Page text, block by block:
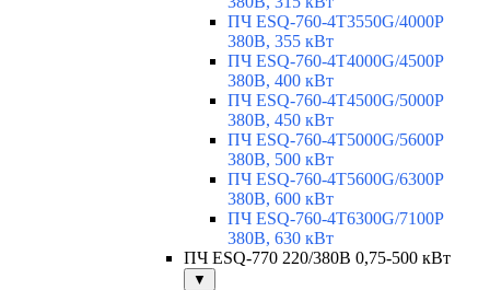
ПЧ ESQ-760-4T3550G/4000P
380В, 355 кВт
ПЧ ESQ-760-4T4000G/4500P
380В, 400 кВт
ПЧ ESQ-760-4T4500G/5000P
380В, 450 кВт
ПЧ ESQ-760-4T5000G/5600P
380В, 500 кВт
ПЧ ESQ-760-4T5600G/6300P
380В, 600 кВт
ПЧ ESQ-760-4T6300G/7100P
380В, 630 кВт
ПЧ ESQ-770 220/380В 0,75-500 кВт
▼